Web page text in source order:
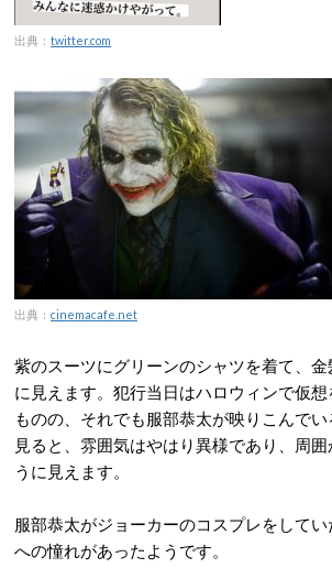
出典： twitter.com
出典： cinemacafe.net
紫のスーツにグリーンのシャツを着て、
に見えます。犯行当日はハロウィンで仮
ものの、それでも服部恭太が映りこんで
見ると、雰囲気はやはり異様であり、周
うに見えます。
服部恭太がジョーカーのコスプレをして
への憧れがあったようです。